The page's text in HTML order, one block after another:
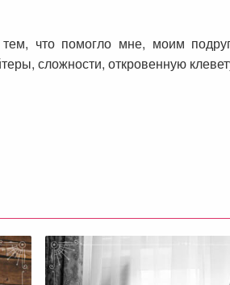
что помогло мне, моим
сложности, откровенную